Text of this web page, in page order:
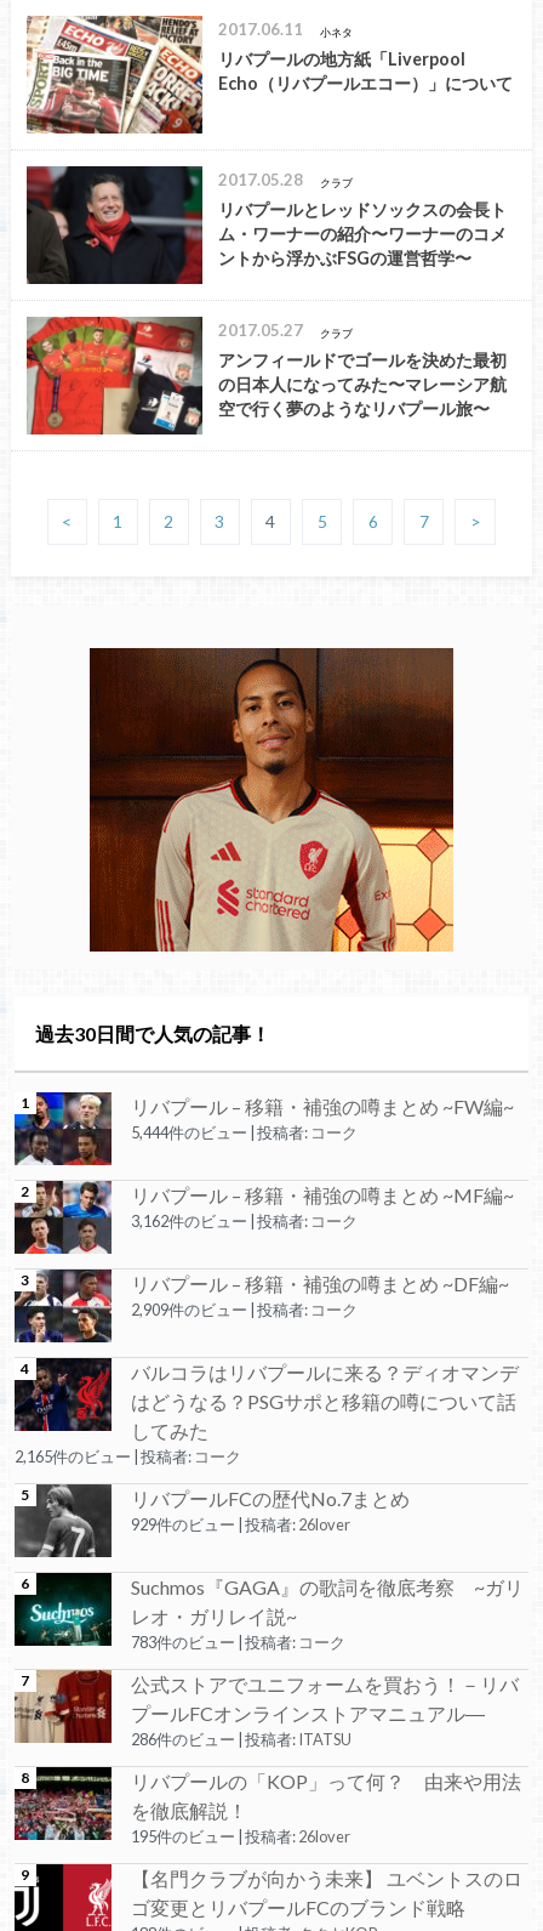
2017.06.11 小ネタ
リバプールの地方紙「Liverpool
Echo（リバプールエコー）」について
2017.05.28 クラブ
リバプールとレッドソックスの会長ト
ム・ワーナーの紹介〜ワーナーのコメ
ントから浮かぶFSGの運営哲学〜
2017.05.27 クラブ
アンフィールドでゴールを決めた最初
の日本人になってみた〜マレーシア航
空で行く夢のようなリバプール旅〜
< 1 2 3 4 5 6 7 >
過去30日間で人気の記事！
リバプール – 移籍・補強の噂まとめ ~FW編~
5,444件のビュー 投稿者: コーク
リバプール – 移籍・補強の噂まとめ ~MF編~
3,162件のビュー 投稿者: コーク
リバプール – 移籍・補強の噂まとめ ~DF編~
2,909件のビュー 投稿者: コーク
バルコラはリバプールに来る？ディオマンデ
はどうなる？PSGサポと移籍の噂について話
してみた
2,165件のビュー 投稿者: コーク
リバプールFCの歴代No.7まとめ
929件のビュー 投稿者:26lover
Suchmos『GAGA』の歌詞を徹底考察 ~ガリ
レオ・ガリレイ説~
783件のビュー 投稿者: コーク
公式ストアでユニフォームを買おう！－リバ
プールFCオンラインストアマニュアル―
286件のビュー 投稿者:ITATSU
リバプールの「KOP」って何？ 由来や用法
を徹底解説！
195件のビュー 投稿者:26lover
【名門クラブが向かう未来】 ユベントスのロ
ゴ変更とリバプールFCのブランド戦略